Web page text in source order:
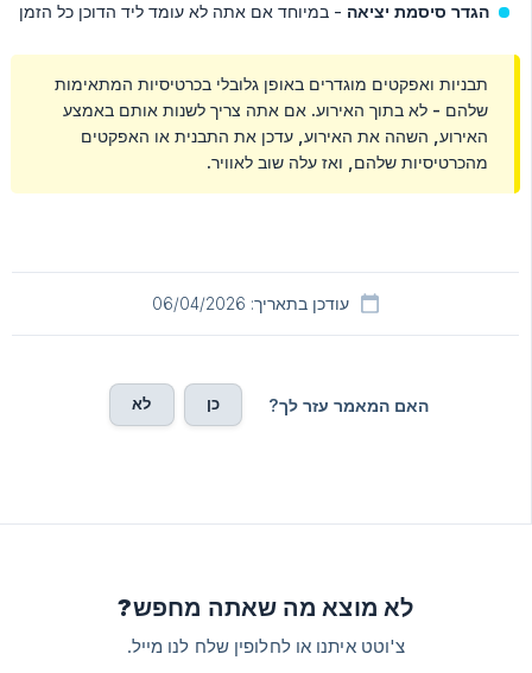
הגדר סיסמת יציאה - במיוחד אם אתה לא עומד ליד הדוכן כל הזמן
תבניות ואפקטים מוגדרים באופן גלובלי בכרטיסיות המתאימות
שלהם - לא בתוך האירוע. אם אתה צריך לשנות אותם באמצע
האירוע, השהה את האירוע, עדכן את התבנית או האפקטים
מהכרטיסיות שלהם, ואז עלה שוב לאוויר.
עודכן בתאריך: 06/04/2026
האם המאמר עזר לך? כן לא
לא מוצא מה שאתה מחפש?
צ'וטט איתנו או לחלופין שלח לנו מייל.